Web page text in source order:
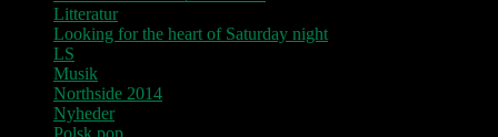
Litteratur
Looking for the heart of Saturday night
LS
Musik
Northside 2014
Nyheder